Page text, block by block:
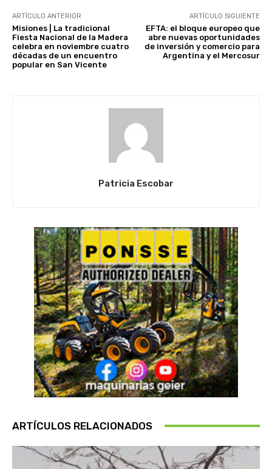
ARTÍCULO ANTERIOR
Misiones | La tradicional
Fiesta Nacional de la Madera
celebra en noviembre cuatro
décadas de un encuentro
popular en San Vicente
ARTÍCULO SIGUIENTE
EFTA: el bloque europeo que
abre nuevas oportunidades
de inversión y comercio para
Argentina y el Mercosur
Patricia Escobar
ARTÍCULOS RELACIONADOS